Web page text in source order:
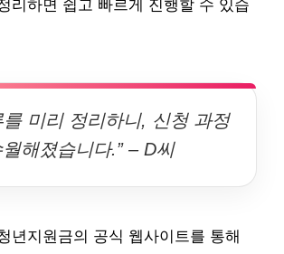
리하면 쉽고 빠르게 진행할 수 있습
를 미리 정리하니, 신청 과정
해졌습니다.” – D씨
년지원금의 공식 웹사이트를 통해